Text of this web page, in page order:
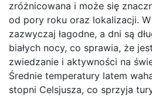
zróżnicowana i może się
od pory roku oraz lokalizacji.
zazwyczaj łagodne, a dni są
białych nocy, co sprawia, że
zwiedzanie i aktywności na
Średnie temperatury latem
stopni Celsjusza, co sprzyja